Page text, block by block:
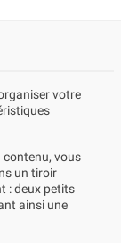
votre
contenu, vous
un tiroir
: deux petits
ainsi une